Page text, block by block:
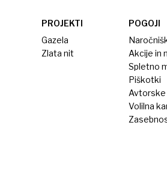
PROJEKTI
Gazela
Zlata nit
POGOJI
Akcije in
Spletno
Piškotki
Avtorske
Volilna